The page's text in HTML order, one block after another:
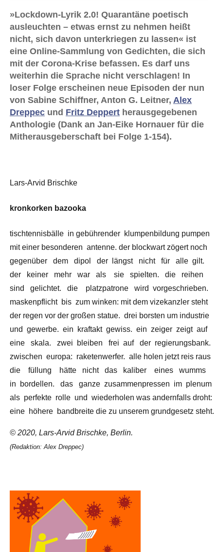
»Lockdown-Lyrik 2.0! Quarantäne poetisch
ausleuchten – etwas ernst zu nehmen heißt
nicht, sich davon unterkriegen zu lassen« ist
eine Online-Sammlung von Gedichten, die sich
mit der Corona-Krise befassen. Es darf uns
weiterhin die Sprache nicht verschlagen! In
loser Folge erscheinen neue Episoden der nun
von Sabine Schiffner, Anton G. Leitner, Alex
Dreppec und Fritz Deppert herausgegebenen
Anthologie (Dank an Jan-Eike Hornauer für die
Mitherausgeberschaft bei Folge 1-154).
Lars-Arvid Brischke
kronkorken bazooka
tischtennisbälle in gebührender klumpenbildung pumpen
mit einer besonderen antenne. der blockwart zögert noch
gegenüber dem dipol der längst nicht für alle gilt.
der keiner mehr war als sie spielten. die reihen
sind gelichtet. die platzpatrone wird vorgeschrieben.
maskenpflicht bis zum winken: mit dem vizekanzler steht
der regen vor der großen statue. drei borsten um industrie
und gewerbe. ein kraftakt gewiss. ein zeiger zeigt auf
eine skala. zwei bleiben frei auf der regierungsbank.
zwischen europa: raketenwerfer. alle holen jetzt reis raus
die füllung hätte nicht das kaliber eines wumms
in bordellen. das ganze zusammenpressen im plenum
als perfekte rolle und wiederholen was andernfalls droht:
eine höhere bandbreite die zu unserem grundgesetz steht.
© 2020, Lars-Arvid Brischke, Berlin.
(Redaktion: Alex Dreppec)